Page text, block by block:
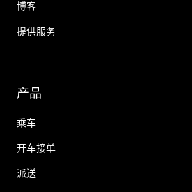
博客
提供服务
产品
乘车
开车接单
派送